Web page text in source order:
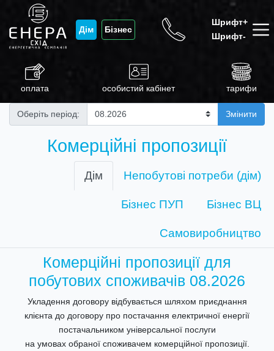
Дім Бізнес
Шрифт+
Шрифт-
оплата особистий кабінет тарифи
Оберіть період: Змінити
Комерційні пропозиції
Дім Непобутові потреби (дім)
Бізнес ПУП Бізнес ВЦ
Самовиробництво
Комерційні пропозиції для
побутових споживачів 08.2026
Укладення договору відбувається шляхом приєднання
клієнта до договору про постачання електричної енергії
постачальником універсальної послуги
на умовах обраної споживачем комерційної пропозиції.